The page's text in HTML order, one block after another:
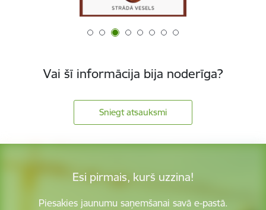
Vai šī informācija bija noderīga?
Sniegt atsauksmi
Esi pirmais, kurš uzzina!
Piesakies jaunumu saņemšanai savā e-pastā.